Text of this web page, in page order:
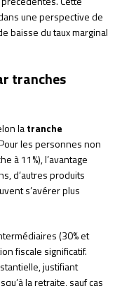
une perspective de
baisse du taux marginal
tranches
latranche
les personnes non
à 11%), l’avantage
d’autres produits
s’avérer plus
(30% et
fiscale significatif.
justifiant
la retraite, sauf cas